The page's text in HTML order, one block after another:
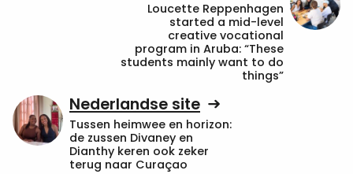
Loucette Reppenhagen
started a mid-level
creative vocational
program in Aruba: “These
students mainly want to do
things”
Nederlandse site
Tussen heimwee en horizon:
de zussen Divaney en
Dianthy keren ook zeker
terug naar Curaçao